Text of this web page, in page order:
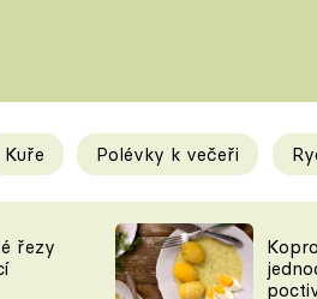
Tipy a triky
KAM ZA JÍDLEM
Kuře Polévky k večeři
řezy